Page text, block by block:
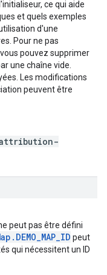
ce qui aide
et quels exemples
d'une
Pour ne pas
pouvez supprimer
une chaîne vide.
Les modifications
peuvent être
attribution-
peut pas être défini
peut
qui nécessitent un ID